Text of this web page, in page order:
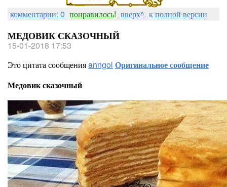
комментарии: 0 понравилось! вверх^ к полной версии
МЕДОВИК СКАЗОЧНЫЙ
15-01-2018 17:53
Это цитата сообщенияanngol Оригинальное сообщение
Медовик сказочный